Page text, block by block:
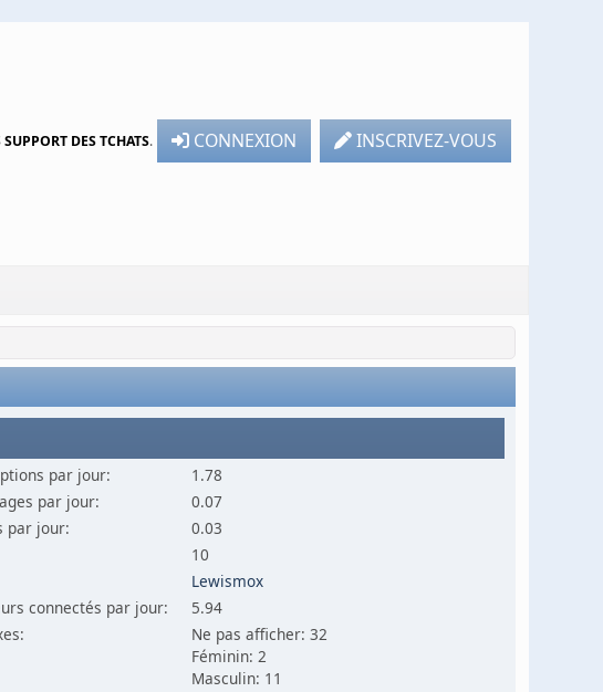
DES TCHATS. CONNEXION INSCRIVEZ-VOUS
par jour:
1.78
par jour:
0.07
par jour:
0.03
10
Lewismox
connectés par jour:
5.94
Ne pas afficher: 32
Féminin: 2
Masculin: 11